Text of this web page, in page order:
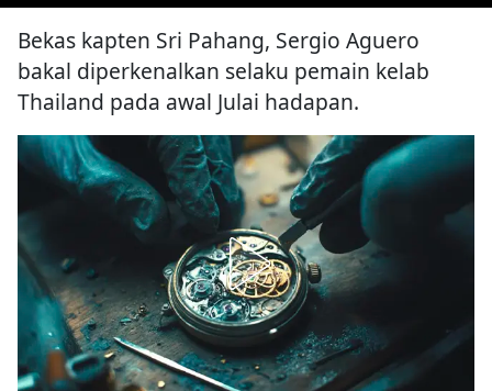
Bekas kapten Sri Pahang, Sergio Aguero
bakal diperkenalkan selaku pemain kelab
Thailand pada awal Julai hadapan.